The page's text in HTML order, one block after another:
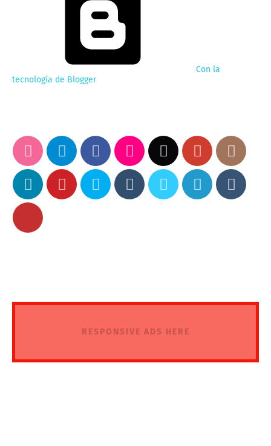
Con la
tecnología de Blogger
RESPONSIVE ADS HERE